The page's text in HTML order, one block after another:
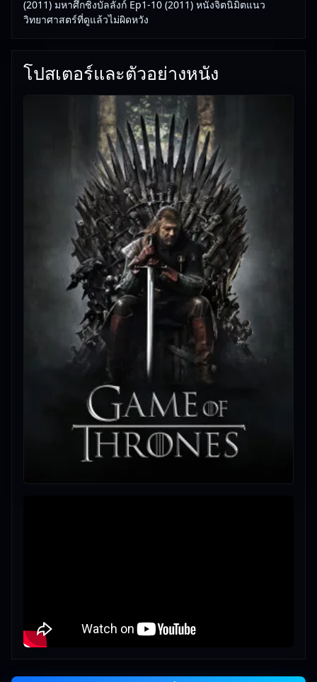
(2011) มหาศึกชิงบัลลังก์ Ep1-10 (2011) หนังจิตนิมิตแนว
วิทยาศาสตร์ที่ดูแล้วไม่ผิดหวัง
โปสเตอร์และตัวอย่างหนัง